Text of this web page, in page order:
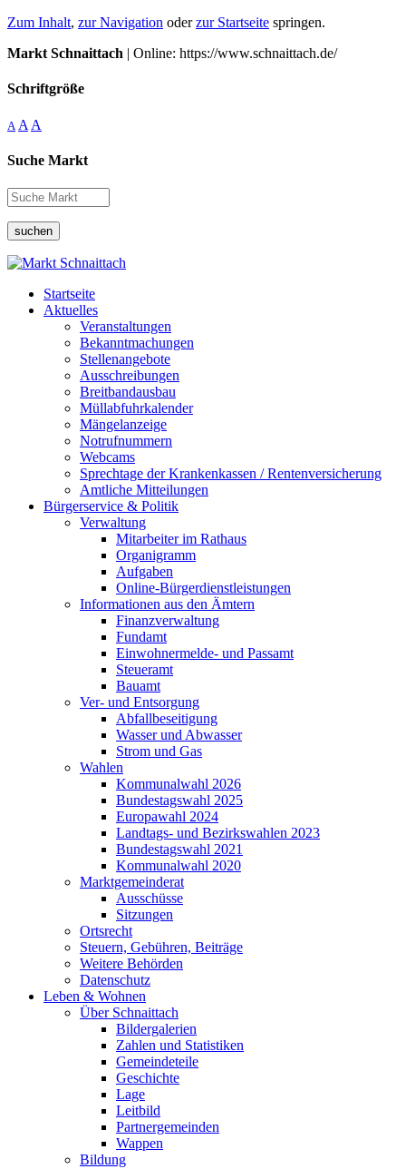
Zum Inhalt, zur Navigation oderzur Startseite springen.
Markt Schnaittach | Online: https://www.schnaittach.de/
Schriftgröße
A A A
Suche Markt
suchen
Startseite
Aktuelles
Veranstaltungen
Bekanntmachungen
Stellenangebote
Ausschreibungen
Breitbandausbau
Müllabfuhrkalender
Mängelanzeige
Notrufnummern
Webcams
Sprechtage der Krankenkassen / Rentenversicherung
Amtliche Mitteilungen
Bürgerservice & Politik
Verwaltung
Mitarbeiter im Rathaus
Organigramm
Aufgaben
Online-Bürgerdienstleistungen
Informationen aus den Ämtern
Finanzverwaltung
Fundamt
Einwohnermelde- und Passamt
Steueramt
Bauamt
Ver- und Entsorgung
Abfallbeseitigung
Wasser und Abwasser
Strom und Gas
Wahlen
Kommunalwahl 2026
Bundestagswahl 2025
Europawahl 2024
Landtags- und Bezirkswahlen 2023
Bundestagswahl 2021
Kommunalwahl 2020
Marktgemeinderat
Ausschüsse
Sitzungen
Ortsrecht
Steuern, Gebühren, Beiträge
Weitere Behörden
Datenschutz
Leben & Wohnen
Über Schnaittach
Bildergalerien
Zahlen und Statistiken
Gemeindeteile
Geschichte
Lage
Leitbild
Partnergemeinden
Wappen
Bildung